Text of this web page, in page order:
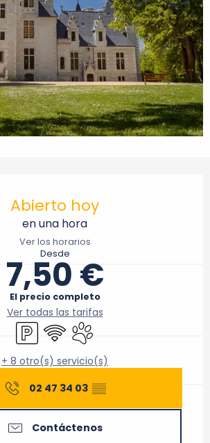
Abierto hoy
en una hora
Ver los horarios
Desde
7,50 €
El precio completo
Ver todas las tarifas
Aparcamiento
Wifi Se aceptan animales
+ 8 otro(s) servicio(s)
02 47 34 03 ▒▒
Contáctenos